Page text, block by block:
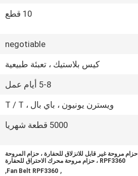
10 قطع
negotiable
كيس بلاستيك ، تعبئة طبيعية
5-8 أيام عمل
ويسترن يونيون ، باي بال ، T / T
5000 قطعة شهريا
حزام مروحة غير قابل للانزلاق للحفارة ، حزام المروحة
RPF3360 ، حزام مروحة محرك الاحتراق للحفارة
,
Fan Belt RPF3360
,